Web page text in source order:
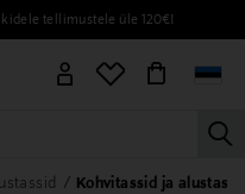
tellimustele üle 120€!
LAPSED KODU
Kohvitassid ja